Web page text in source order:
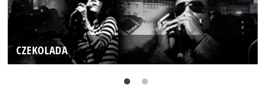
CZEKOLADA